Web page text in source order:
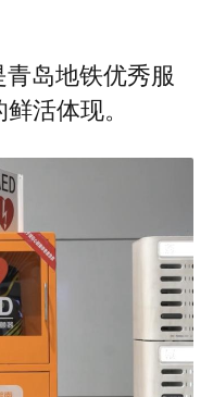
岛地铁优秀服
活体现。